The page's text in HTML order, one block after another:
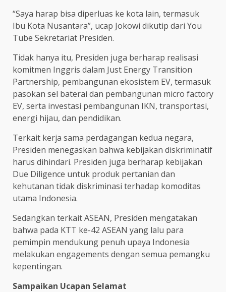
“Saya harap bisa diperluas ke kota lain, termasuk
Ibu Kota Nusantara”, ucap Jokowi dikutip dari You
Tube Sekretariat Presiden.
Tidak hanya itu, Presiden juga berharap realisasi
komitmen Inggris dalam Just Energy Transition
Partnership, pembangunan ekosistem EV, termasuk
pasokan sel baterai dan pembangunan micro factory
EV, serta investasi pembangunan IKN, transportasi,
energi hijau, dan pendidikan.
Terkait kerja sama perdagangan kedua negara,
Presiden menegaskan bahwa kebijakan diskriminatif
harus dihindari. Presiden juga berharap kebijakan
Due Diligence untuk produk pertanian dan
kehutanan tidak diskriminasi terhadap komoditas
utama Indonesia.
Sedangkan terkait ASEAN, Presiden mengatakan
bahwa pada KTT ke-42 ASEAN yang lalu para
pemimpin mendukung penuh upaya Indonesia
melakukan engagements dengan semua pemangku
kepentingan.
Sampaikan Ucapan Selamat